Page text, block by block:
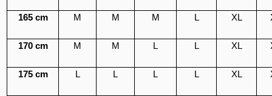
165 cm M M M L XL
170 cm M M L L XL
175 cm L L L L XL